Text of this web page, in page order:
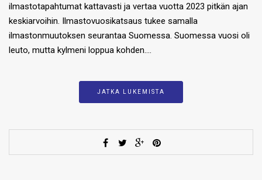
ilmastotapahtumat kattavasti ja vertaa vuotta 2023 pitkän ajan
keskiarvoihin. Ilmastovuosikatsaus tukee samalla
ilmastonmuutoksen seurantaa Suomessa. Suomessa vuosi oli
leuto, mutta kylmeni loppua kohden….
JATKA LUKEMISTA